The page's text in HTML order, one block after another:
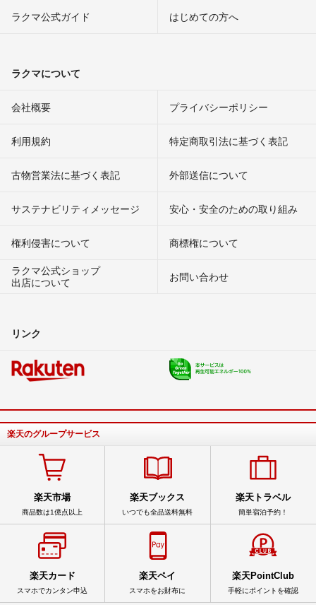
ラクマ公式ガイド はじめての方へ
ラクマについて
会社概要 プライバシーポリシー
利用規約 特定商取引法に基づく表記
古物営業法に基づく表記 外部送信について
サステナビリティメッセージ 安心・安全のための取り組み
権利侵害について
商標権について
ラクマ公式ショップ
出店について
お問い合わせ
リンク
楽天のグループサービス
楽天市場
商品数は1億点以上
楽天ブックス
いつでも全品送料無料
楽天トラベル
簡単宿泊予約！
楽天カード
スマホでカンタン申込
楽天ペイ
スマホをお財布に
楽天PointClub
手軽にポイントを確認